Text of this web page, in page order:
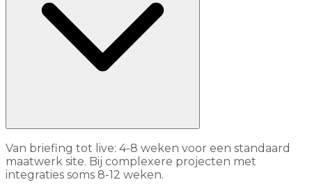
Van briefing tot live: 4-8 weken voor een standaard
maatwerk site. Bij complexere projecten met
integraties soms 8-12 weken.